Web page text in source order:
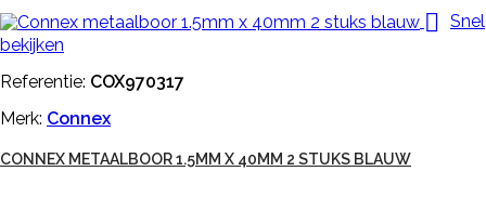
 Snel
bekijken
Referentie: COX970317
Merk: Connex
CONNEX METAALBOOR 1.5MM X 40MM 2 STUKS BLAUW